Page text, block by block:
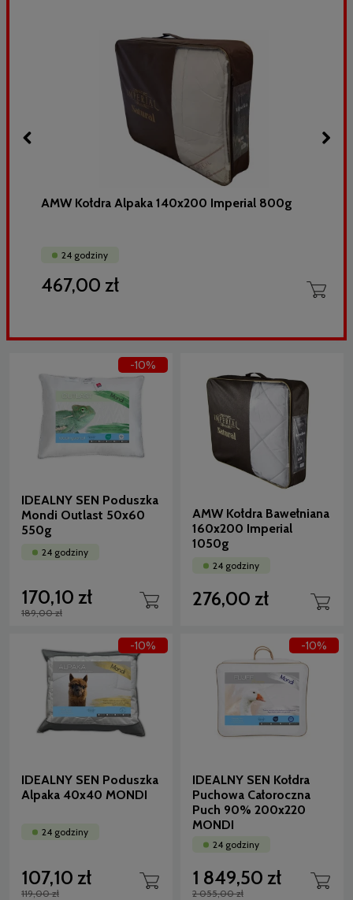
AMW Kołdra Alpaka 140x200 Imperial 800g
24 godziny
467,00 zł
IDEALNY SEN Poduszka
Mondi Outlast 50x60
550g
24 godziny
170,10 zł
189,00 zł
-10%
AMW Kołdra Bawełniana
160x200 Imperial
1050g
24 godziny
276,00 zł
IDEALNY SEN Poduszka
Alpaka 40x40 MONDI
24 godziny
107,10 zł
119,00 zł
-10%
IDEALNY SEN Kołdra
Puchowa Całoroczna
Puch 90% 200x220
MONDI
24 godziny
1 849,50 zł
2 055,00 zł
-10%